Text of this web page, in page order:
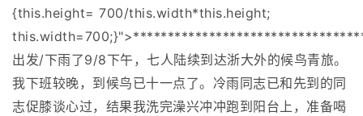
{this.height= 700/this.width*this.height;
出发/下雨了9/8下午，七人陆续到达浙大外的候鸟青旅。
我下班较晚，到候鸟已十一点了。冷雨同志已和先到的同
志促膝谈心过，结果我洗完澡兴冲冲跑到阳台上，准备喝